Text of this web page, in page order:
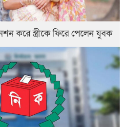
করে স্ত্রীকে ফিরে পেলেন যুবক